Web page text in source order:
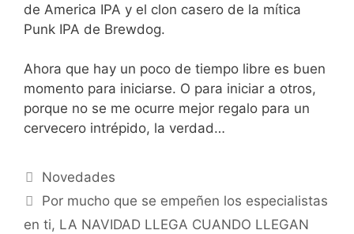
de America IPA y el clon casero de la mítica
Punk IPA de Brewdog.
Ahora que hay un poco de tiempo libre es buen
momento para iniciarse. O para iniciar a otros,
porque no se me ocurre mejor regalo para un
cervecero intrépido, la verdad…
Categorías
Novedades
Por mucho que se empeñen los especialistas
en ti, LA NAVIDAD LLEGA CUANDO LLEGAN